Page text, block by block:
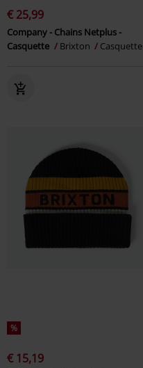
€ 25,99
Company - Chains Netplus -
Casquette
Brixton Casquette
%
€ 15,19